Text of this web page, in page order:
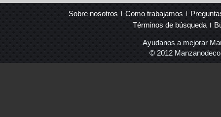
Sobre nosotros Como trabajamos
Términos de búsqueda
Ayudanos a mejorar
© 2012